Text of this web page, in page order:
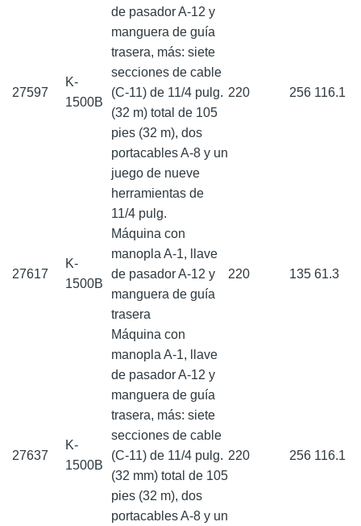
27597
K-
1500B
de pasador A-12 y
manguera de guía
trasera, más: siete
secciones de cable
(C-11) de 11/4 pulg.
(32 m) total de 105
pies (32 m), dos
portacables A-8 y un
juego de nueve
herramientas de
11/4 pulg.
220 256 116.1
27617
K-
1500B
Máquina con
manopla A-1, llave
de pasador A-12 y
manguera de guía
trasera
220 135 61.3
27637
K-
1500B
Máquina con
manopla A-1, llave
de pasador A-12 y
manguera de guía
trasera, más: siete
secciones de cable
(C-11) de 11/4 pulg.
(32 mm) total de 105
pies (32 m), dos
portacables A-8 y un
220 256 116.1